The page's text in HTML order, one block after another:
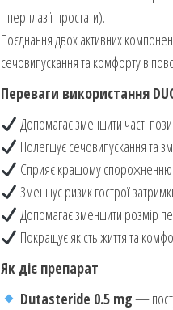
гіперплазії простати).
Поєднання двох активних
сечовипускання та комфорту в
Переваги використання
Допомагає зменшити часті
Полегшує сечовипускання та
Сприяє кращому спорожненню
Зменшує ризик гострої
Допомагає зменшити розмір
Покращує якість життя та
Як діє препарат
Dutasteride 0.5 mg—